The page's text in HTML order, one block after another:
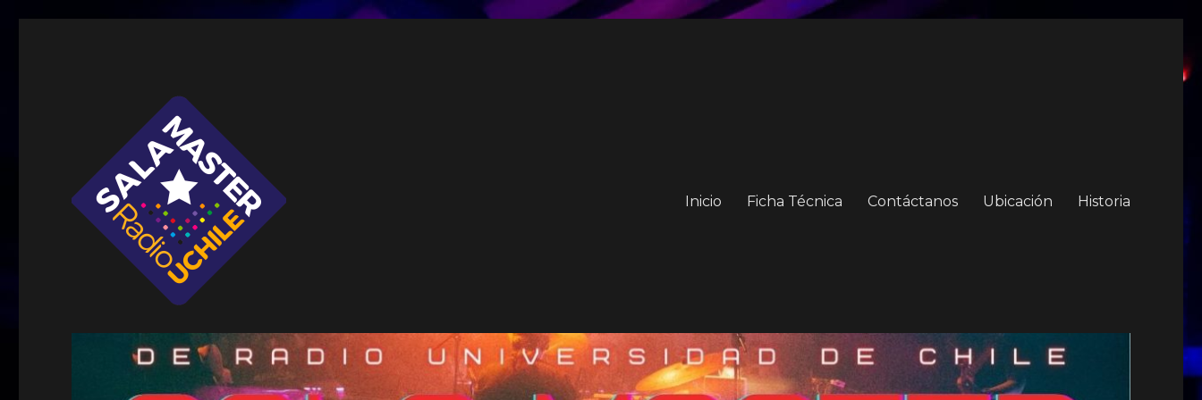
Sala Master
Inicio Ficha Técnica Contáctanos Ubicación Historia